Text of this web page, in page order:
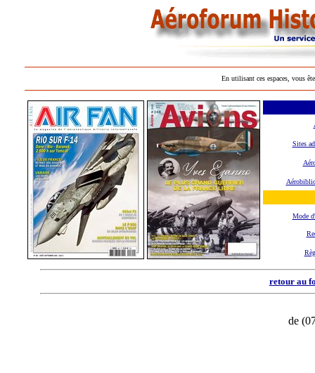
En utilisant ces espaces, vous
Sites
Mode
retour au
de